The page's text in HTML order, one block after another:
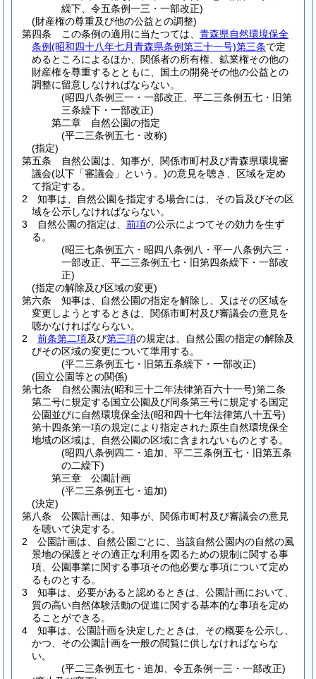
繰下、令五条例一三・一部改正)
(財産権の尊重及び他の公益との調整)
第四条
この条例の適用に当たつては、 青森県自然環境保全
条例(昭和四十八年七月青森県条例第三十一号)第三条で定
めるところによるほか、関係者の所有権、鉱業権その他の
財産権を尊重するとともに、国土の開発その他の公益との
調整に留意しなければならない。
(昭四八条例三一・一部改正、平二三条例五七・旧第
三条繰下・一部改正)
第二章
自然公園の指定
(平二三条例五七・改称)
(指定)
第五条
自然公園は、知事が、関係市町村及び青森県環境審
議会(以下「審議会」という。)の意見を聴き、区域を定め
て指定する。
2
知事は、自然公園を指定する場合には、その旨及びその区
域を公示しなければならない。
3
自然公園の指定は、 前項の公示によつてその効力を生ず
る。
(昭三七条例五六・昭四八条例八・平一八条例六三・
一部改正、平二三条例五七・旧第四条繰下・一部改
正)
(指定の解除及び区域の変更)
第六条
知事は、自然公園の指定を解除し、又はその区域を
変更しようとするときは、関係市町村及び審議会の意見を
聴かなければならない。
2
前条第二項及び第三項の規定は、自然公園の指定の解除及
びその区域の変更について準用する。
(平二三条例五七・旧第五条繰下・一部改正)
(国立公園等との関係)
第七条
自然公園法(昭和三十二年法律第百六十一号)第二条
第二号に規定する国立公園及び同条第三号に規定する国定
公園並びに自然環境保全法(昭和四十七年法律第八十五号)
第十四条第一項の規定により指定された原生自然環境保全
地域の区域は、自然公園の区域に含まれないものとする。
(昭四八条例四二・追加、平二三条例五七・旧第五条
の二繰下)
第三章
公園計画
(平二三条例五七・追加)
(決定)
第八条
公園計画は、知事が、関係市町村及び審議会の意見
を聴いて決定する。
2
公園計画は、自然公園ごとに、当該自然公園内の自然の風
景地の保護とその適正な利用を図るための規制に関する事
項、公園事業に関する事項その他必要な事項について定め
るものとする。
3
知事は、必要があると認めるときは、公園計画において、
質の高い自然体験活動の促進に関する基本的な事項を定め
ることができる。
4
知事は、公園計画を決定したときは、その概要を公示し、
かつ、その公園計画を一般の閲覧に供しなければならな
い。
(平二三条例五七・追加、令五条例一三・一部改正)